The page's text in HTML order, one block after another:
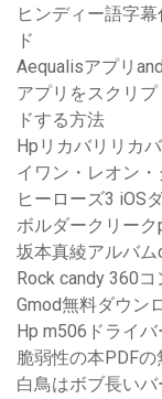
ヒンディー語字
ド
Aequalisアプリ
アプリをスクリ
ドする方法
Hpリカバリリカ
イワン・レオン
ヒーローズ3 iOS
ボルダークリー
坂本真綾アルバ
Rock candy 360
Gmod無料ダウン
Hp m506ドライ
脆弱性の本PDF
白鳥はボブ長い